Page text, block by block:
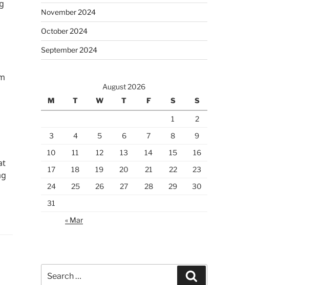
November 2024
October 2024
September 2024
August 2026
M
T W T F S S
1
2
3
4 5 6 7 8
9
10
11 12 13 14 15
16
17
18 19 20 21 22
23
24
25 26 27 28 29
30
31
« Mar
for: